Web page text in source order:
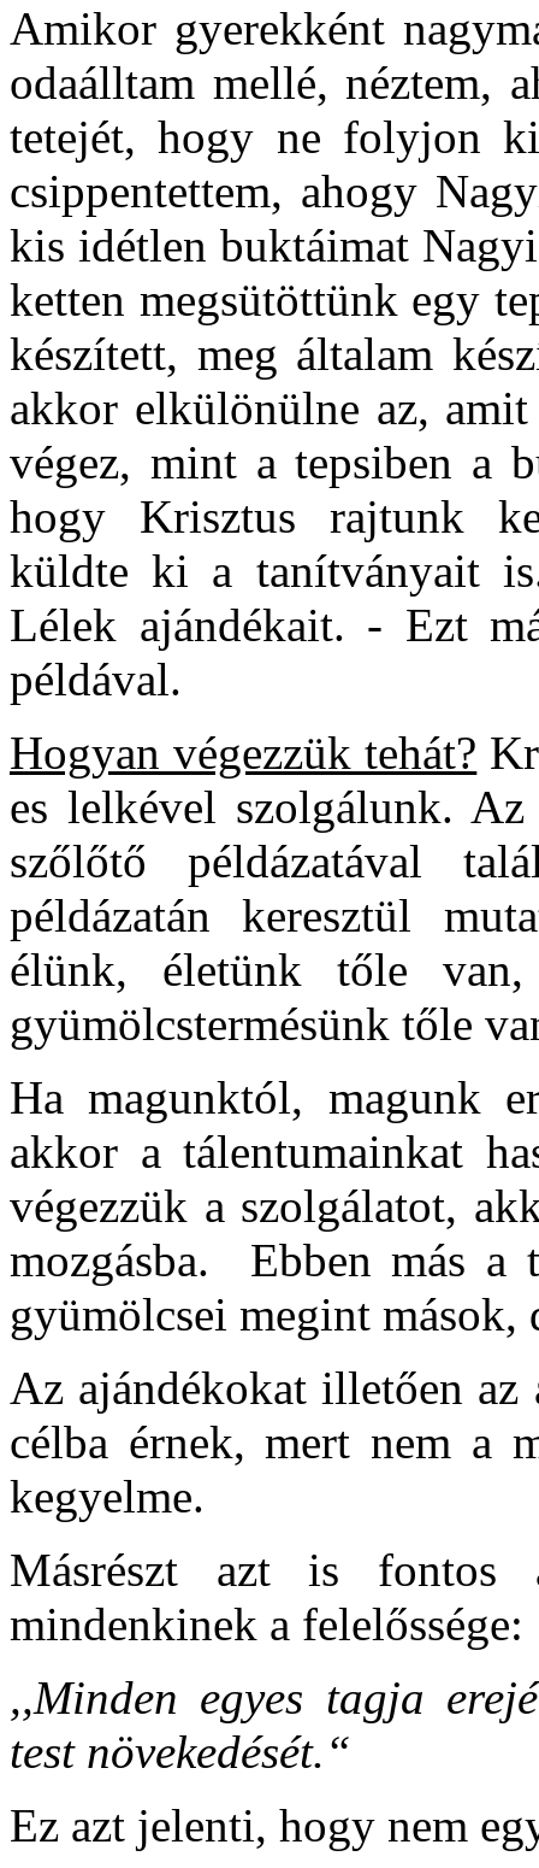
Amikor gyerekként
odaálltam mellé, néztem,
tetejét, hogy ne folyjon
csippentettem, ahogy
kis idétlen buktáimat
ketten megsütöttünk egy
készített, meg általam
akkor elkülönülne az,
végez, mint a tepsiben a
hogy Krisztus rajtunk
küldte ki a tanítványait
Lélek ajándékait. - Ezt
példával.
Hogyan végezzük tehát?
es lelkével szolgálunk. Az
szőlőtő példázatával
példázatán keresztül
élünk, életünk tőle
gyümölcstermésünk tőle
Ha magunktól, magunk
akkor a tálentumainkat
végezzük a szolgálatot,
mozgásba. Ebben más a
gyümölcsei megint mások,
Az ajándékokat illetően az
célba érnek, mert nem a
kegyelme.
Másrészt azt is fontos
mindenkinek a felelőssége:
,,Minden egyes tagja
test növekedését.“
Ez azt jelenti, hogy nem